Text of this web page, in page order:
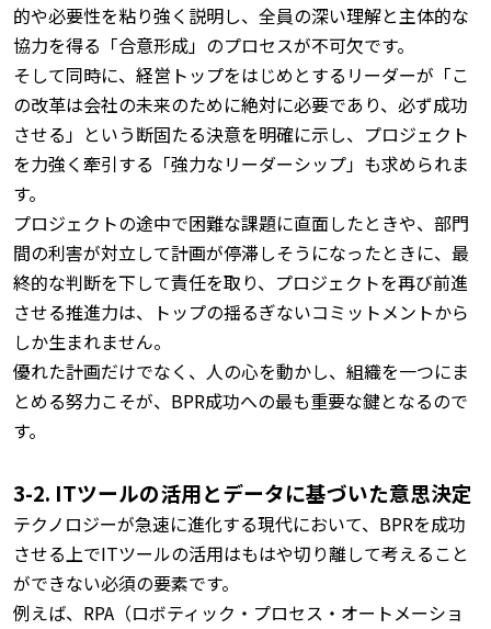
的や必要性を粘り強く説明し、全員の深い理解と主体的な
協力を得る「合意形成」のプロセスが不可欠です。
そして同時に、経営トップをはじめとするリーダーが「こ
の改革は会社の未来のために絶対に必要であり、必ず成功
させる」という断固たる決意を明確に示し、プロジェクト
を力強く牽引する「強力なリーダーシップ」も求められま
す。
プロジェクトの途中で困難な課題に直面したときや、部門
間の利害が対立して計画が停滞しそうになったときに、最
終的な判断を下して責任を取り、プロジェクトを再び前進
させる推進力は、トップの揺るぎないコミットメントから
しか生まれません。
優れた計画だけでなく、人の心を動かし、組織を一つにま
とめる努力こそが、BPR成功への最も重要な鍵となるので
す。
3-2. ITツールの活用とデータに基づいた意思決定
テクノロジーが急速に進化する現代において、BPRを成功
させる上でITツールの活用はもはや切り離して考えること
ができない必須の要素です。
例えば、RPA（ロボティック・プロセス・オートメーショ